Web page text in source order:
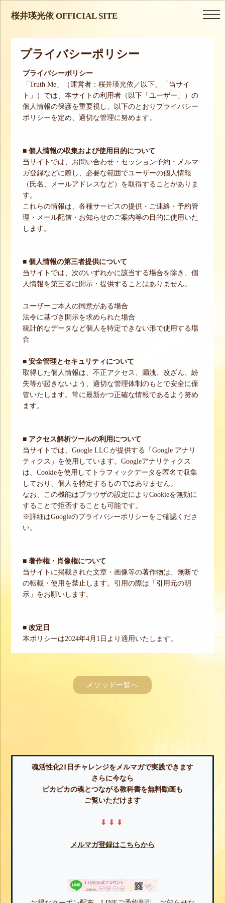
桜井瑛光依 OFFICIAL SITE
プライバシーポリシー
プライバシーポリシー
「Truth Me」（運営者：桜井瑛光依／以下、「当サイ
ト」）では、本サイトの利用者（以下「ユーザー」）の
個人情報の保護を重要視し、以下のとおりプライバシー
ポリシーを定め、適切な管理に努めます。
■ 個人情報の収集および使用目的について
当サイトでは、お問い合わせ・セッション予約・メルマ
ガ登録などに際し、必要な範囲でユーザーの個人情報
（氏名、メールアドレスなど）を取得することがありま
す。
これらの情報は、各種サービスの提供・ご連絡・予約管
理・メール配信・お知らせのご案内等の目的に使用いた
します。
■ 個人情報の第三者提供について
当サイトでは、次のいずれかに該当する場合を除き、個
人情報を第三者に開示・提供することはありません。
ユーザーご本人の同意がある場合
法令に基づき開示を求められた場合
統計的なデータなど個人を特定できない形で使用する場
合
■ 安全管理とセキュリティについて
取得した個人情報は、不正アクセス、漏洩、改ざん、紛
失等が起きないよう、適切な管理体制のもとで安全に保
管いたします。常に最新かつ正確な情報であるよう努め
ます。
■ アクセス解析ツールの利用について
当サイトでは、Google LLC が提供する「Google アナリ
ティクス」を使用しています。Googleアナリティクス
は、Cookieを使用してトラフィックデータを匿名で収集
しており、個人を特定するものではありません。
なお、この機能はブラウザの設定によりCookieを無効に
することで拒否することも可能です。
※詳細はGoogleのプライバシーポリシーをご確認くださ
い。
■ 著作権・肖像権について
当サイトに掲載された文章・画像等の著作物は、無断で
の転載・使用を禁止します。引用の際は「引用元の明
示」をお願いします。
■ 改定日
本ポリシーは2024年4月1日より適用いたします。
メソッド一覧へ
魂活性化21日チャレンジをメルマガで実践できます
さらに今なら
ピカピカの魂とつながる教科書を無料動画も
ご覧いただけます
⬇︎ ⬇︎ ⬇︎
メルマガ登録はこちらから